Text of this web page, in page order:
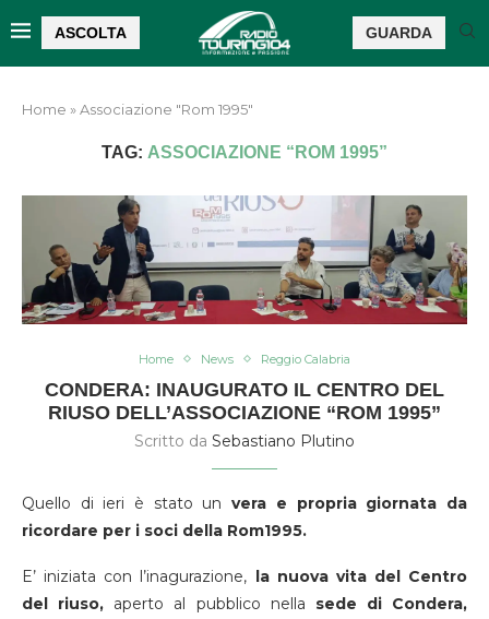
ASCOLTA GUARDA
Home »Associazione "Rom 1995"
TAG: ASSOCIAZIONE “ROM 1995”
Home News Reggio Calabria
CONDERA: INAUGURATO IL CENTRO DEL
RIUSO DELL’ASSOCIAZIONE “ROM 1995”
Scritto da Sebastiano Plutino
Quello di ieri è stato unvera e propria giornata da
ricordare per i soci della Rom1995.
E’ iniziata con l’inagurazione, la nuova vita del Centro
del riuso, aperto al pubblico nella sede di Condera,